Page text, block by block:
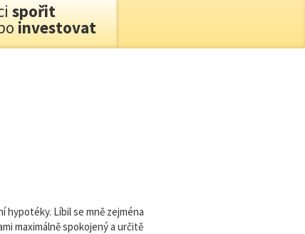
spořit
investovat
hypotéky. Líbil se mně zejména
maximálně spokojený a určitě